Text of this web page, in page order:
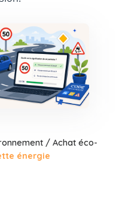
/ Achat éco-
énergie